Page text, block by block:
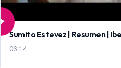
Sumito Estevez | Resumen |
06:14